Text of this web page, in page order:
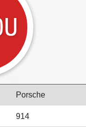
Porsche
914